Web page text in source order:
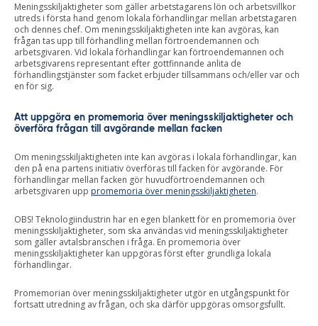
Meningsskiljaktigheter som gäller arbetstagarens lön och arbetsvillkor
utreds i första hand genom lokala förhandlingar mellan arbetstagaren
och dennes chef. Om meningsskiljaktigheten inte kan avgöras, kan
frågan tas upp till förhandling mellan förtroendemannen och
arbetsgivaren. Vid lokala förhandlingar kan förtroendemannen och
arbetsgivarens representant efter gottfinnande anlita de
förhandlingstjänster som facket erbjuder tillsammans och/eller var och
en för sig.
Att uppgöra en promemoria över meningsskiljaktigheter och
överföra frågan till avgörande mellan facken
Om meningsskiljaktigheten inte kan avgöras i lokala förhandlingar, kan
den på ena partens initiativ överföras till facken för avgörande. För
förhandlingar mellan facken gör huvudförtroendemannen och
arbetsgivaren upp promemoria över meningsskiljaktigheten.
OBS! Teknologiindustrin har en egen blankett för en promemoria över
meningsskiljaktigheter, som ska användas vid meningsskiljaktigheter
som gäller avtalsbranschen i fråga. En promemoria över
meningsskiljaktigheter kan uppgöras först efter grundliga lokala
förhandlingar.
Promemorian över meningsskiljaktigheter utgör en utgångspunkt för
fortsatt utredning av frågan, och ska därför uppgöras omsorgsfullt.